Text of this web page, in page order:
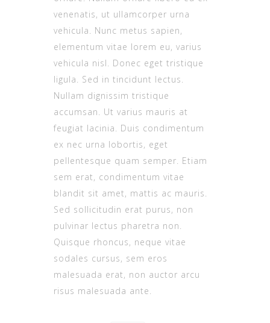
venenatis, ut ullamcorper urna
vehicula. Nunc metus sapien,
elementum vitae lorem eu, varius
vehicula nisl. Donec eget tristique
ligula. Sed in tincidunt lectus.
Nullam dignissim tristique
accumsan. Ut varius mauris at
feugiat lacinia. Duis condimentum
ex nec urna lobortis, eget
pellentesque quam semper. Etiam
sem erat, condimentum vitae
blandit sit amet, mattis ac mauris.
Sed sollicitudin erat purus, non
pulvinar lectus pharetra non.
Quisque rhoncus, neque vitae
sodales cursus, sem eros
malesuada erat, non auctor arcu
risus malesuada ante.